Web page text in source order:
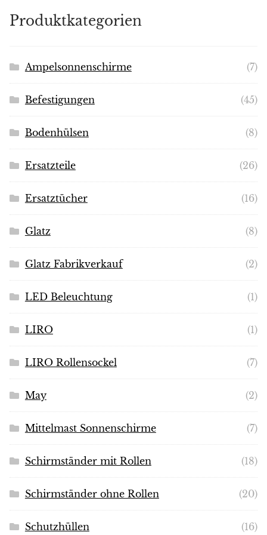
Produktkategorien
Ampelsonnenschirme (7)
Befestigungen (45)
Bodenhülsen (8)
Ersatzteile (26)
Ersatztücher (16)
Glatz (8)
Glatz Fabrikverkauf (2)
LED Beleuchtung (1)
LIRO (1)
LIRO Rollensockel (7)
May (2)
Mittelmast Sonnenschirme (7)
Schirmständer mit Rollen (18)
Schirmständer ohne Rollen (20)
Schutzhüllen (16)